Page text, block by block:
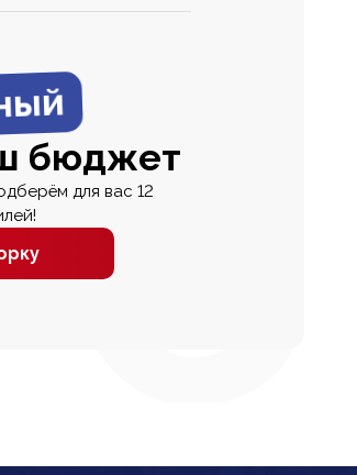
бюджет
для вас 12